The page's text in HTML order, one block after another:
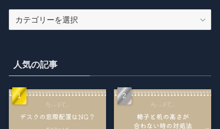
テ
ー人気の記事